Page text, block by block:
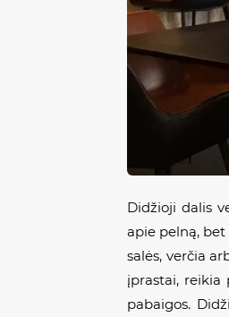
Didžioji dalis
apie pelną,
salės, verčia
įprastai,
pabaigos.